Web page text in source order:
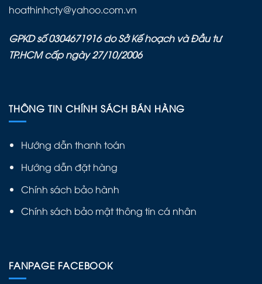
hoathinhcty@yahoo.com.vn
GPKD số 0304671916 do Sở Kế hoạch và Đầu tư
TP.HCM cấp ngày 27/10/2006
THÔNG TIN CHÍNH SÁCH BÁN HÀNG
Hướng dẫn thanh toán
Hướng dẫn đặt hàng
Chính sách bảo hành
Chính sách bảo mật thông tin cá nhân
FANPAGE FACEBOOK